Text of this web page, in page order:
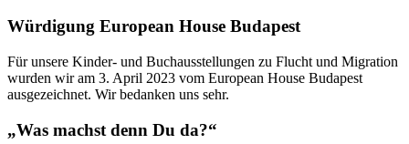
Würdigung European House Budapest
Für unsere Kinder- und Buchausstellungen zu Flucht und Migration
wurden wir am 3. April 2023 vom European House Budapest
ausgezeichnet. Wir bedanken uns sehr.
„Was machst denn Du da?“